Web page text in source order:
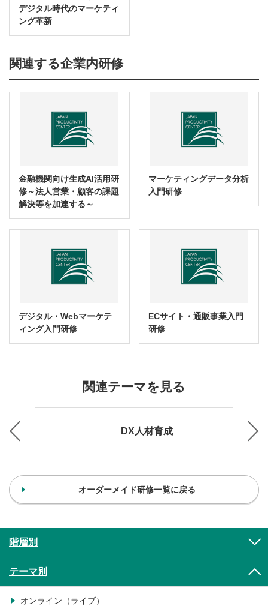
デジタル時代のマーケティ
ング革新
関連する企業内研修
金融機関向け生成AI活用研
修～法人営業・顧客の課題
解決等を加速する～
マーケティングデータ分析
入門研修
デジタル・Webマーケテ
ィング入門研修
ECサイト・通販事業入門
研修
関連テーマを見る
・
DX人材育成
オーダーメイド研修一覧に戻る
階層別
テーマ別
オンライン（ライブ）